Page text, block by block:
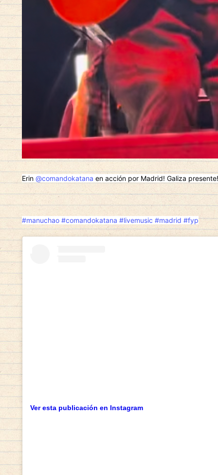
Erin @comandokatana en acción por Madrid! Galiza presente!
#manuchao #comandokatana #livemusic #madrid #fyp
Ver esta publicación en Instagram